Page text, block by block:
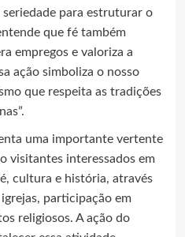
para estruturar o
que fé também
empregos e valoriza a
ação simboliza o nosso
que respeita as tradições
uma importante vertente
visitantes interessados em
cultura e história, através
participação em
religiosos. A ação do